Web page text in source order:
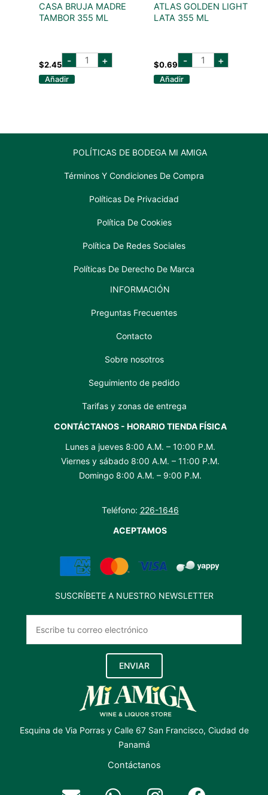
CASA BRUJA MADRE
TAMBOR 355 ML
$2.45 - casa
bruja +
Añadir
ATLAS GOLDEN LIGHT
LATA 355 ML
$0.69 - atlas
golden+
Añadir
POLÍTICAS DE BODEGA MI AMIGA
Términos Y Condiciones De Compra
Políticas De Privacidad
Política De Cookies
Política De Redes Sociales
Políticas De Derecho De Marca
INFORMACIÓN
Preguntas Frecuentes
Contacto
Sobre nosotros
Seguimiento de pedido
Tarifas y zonas de entrega
CONTÁCTANOS - HORARIO TIENDA FÍSICA
Lunes a jueves 8:00 A.M. – 10:00 P.M.
Viernes y sábado 8:00 A.M. – 11:00 P.M.
Domingo 8:00 A.M. – 9:00 P.M.
Teléfono: 226-1646
ACEPTAMOS
SUSCRÍBETE A NUESTRO NEWSLETTER
ENVIAR
Esquina de Via Porras y Calle 67 San Francisco, Ciudad de
Panamá
Contáctanos